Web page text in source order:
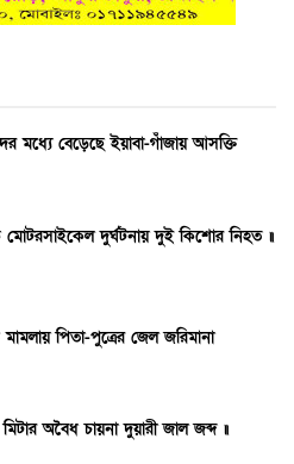
মধ্যে বেড়েছে ইয়াবা-গাঁজায় আসক্তি
মোটরসাইকেল দুর্ঘটনায় দুই কিশোর নিহত ॥
পিতা-পুত্রের জেল জরিমানা
অবৈধ চায়না দুয়ারী জাল জব্দ ॥